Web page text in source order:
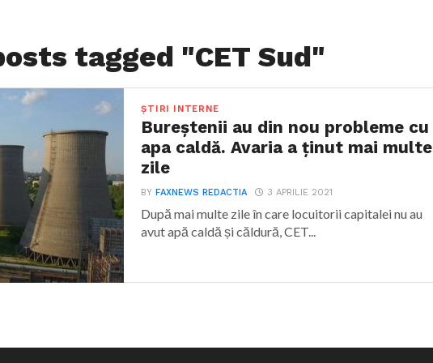
tagged "CET Sud"
ȘTIRI INTERNE
Bureștenii au din nou probleme cu
apa caldă. Avaria a ținut mai multe
zile
BYFAXNEWS REDACTIA 3 APRILIE 2021
După mai multe zile în care locuitorii capitalei nu au
avut apă caldă și căldură, CET...